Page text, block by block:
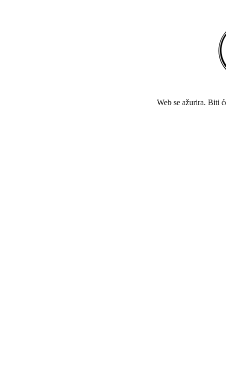
Web se ažurira. Biti